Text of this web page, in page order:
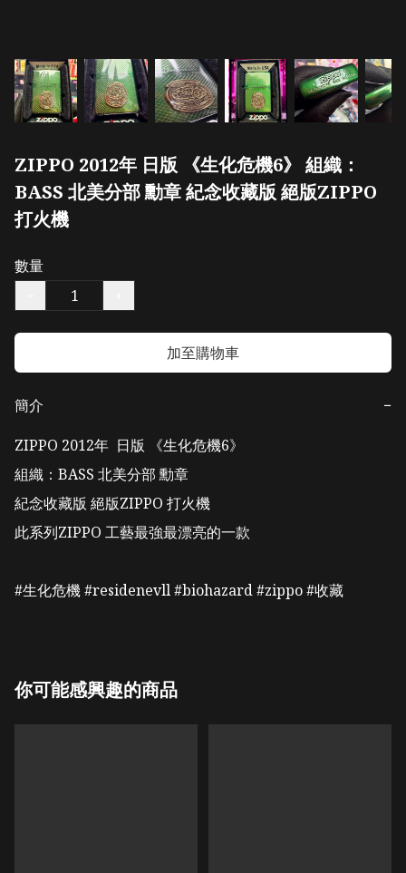
ZIPPO 2012年 日版 《生化危機6》 組織：
BASS 北美分部 勳章 紀念收藏版 絕版ZIPPO
打火機
數量
加至購物車
簡介
−
ZIPPO 2012年  日版 《生化危機6》
組織：BASS 北美分部 勳章
紀念收藏版 絕版ZIPPO 打火機
此系列ZIPPO 工藝最強最漂亮的一款
#生化危機 #residenevll #biohazard #zippo #收藏
你可能感興趣的商品